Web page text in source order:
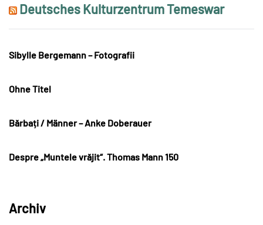
Deutsches Kulturzentrum Temeswar
Sibylle Bergemann – Fotografii
Ohne Titel
Bărbați / Männer – Anke Doberauer
Despre „Muntele vrăjit“. Thomas Mann 150
Archiv